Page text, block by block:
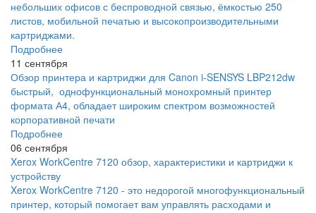
небольших офисов с беспроводной связью, ёмкостью 250
листов, мобильной печатью и высокопроизводительными
картриджами.
Подробнее
11 сентября
Обзор принтера и картриджи для Canon i-SENSYS LBP212dw
быстрый, однофункциональный монохромный принтер
формата А4, обладает широким спектром возможностей
корпоративной печати
Подробнее
06 сентября
Xerox WorkCentre 7120 обзор, характеристики и картриджи к
устройству
Xerox WorkCentre 7120 - это недорогой многофункциональный
принтер, который помогает вам управлять расходами и